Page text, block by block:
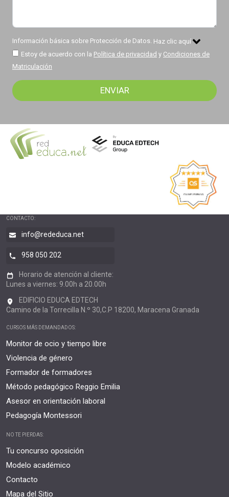
Información básica sobre Protección de Datos. Haz clic aquí
Estoy de acuerdo con la Política de privacidad y Condiciones de
Matriculación
CONTACTO:
info@rededuca.net
958 050 202
Horario de atención al cliente:
Lunes a viernes: 9.00h a 20.00h
EDIFICIO EDUCA EDTECH
Camino de la Torrecilla N.º 30,C.P 18200, Maracena Granada
CURSOS MÁS DEMANDADOS:
Monitor de ocio y tiempo libre
Violencia de género
Formador de formadores
Método pedagógico Reggio Emilia
Asesor en orientación laboral
Pedagogía Montessori
NO TE PIERDAS:
Tu concurso oposición
Modelo académico
Contacto
Mapa del Sitio